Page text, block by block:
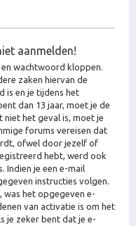
aanmelden!
wachtwoord kloppen.
zaken hiervan de
is en je tijdens het
dan 13 jaar, moet je de
het geval is, moet je
forums vereisen dat
ofwel door jezelf of
hebt, werd ook
Indien je een e-mail
instructies volgen.
was het opgegeven e-
van activatie is om het
je zeker bent dat je e-